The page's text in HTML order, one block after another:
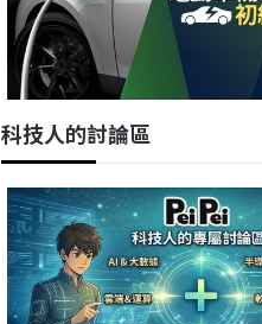
科技人的討論區